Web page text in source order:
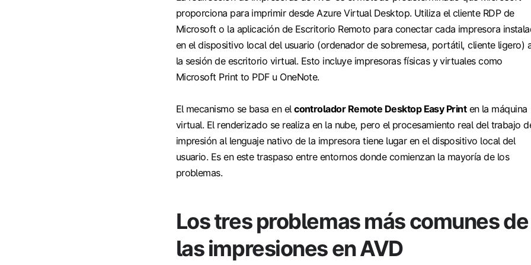
proporciona para imprimir desde Azure Virtual Desktop. Utiliza el cliente RDP de
Microsoft o la aplicación de Escritorio Remoto para conectar cada impresora
en el dispositivo local del usuario (ordenador de sobremesa, portátil, cliente ligero)
la sesión de escritorio virtual. Esto incluye impresoras físicas y virtuales como
Microsoft Print to PDF u OneNote.
El mecanismo se basa en el controlador Remote Desktop Easy Print en la máquina
virtual. El renderizado se realiza en la nube, pero el procesamiento real del trabajo
impresión al lenguaje nativo de la impresora tiene lugar en el dispositivo local del
usuario. Es en este traspaso entre entornos donde comienzan la mayoría de los
problemas.
Los tres problemas más comunes de
las impresiones en AVD